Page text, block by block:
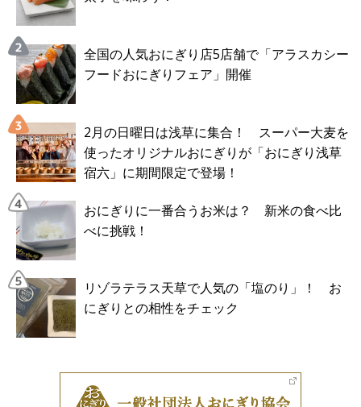
全国の人気おにぎり店5店舗で「アラスカシー
フードおにぎりフェア」開催
2月の日曜日は浅草に集合！ スーパー大麦を
使ったオリジナルおにぎりが「おにぎり浅草
宿六」に期間限定で登場！
おにぎりに一番合うお米は？ 新米の食べ比
べに挑戦！
リゾラテラス天草で人気の「塩のり」！ お
にぎりとの相性をチェック